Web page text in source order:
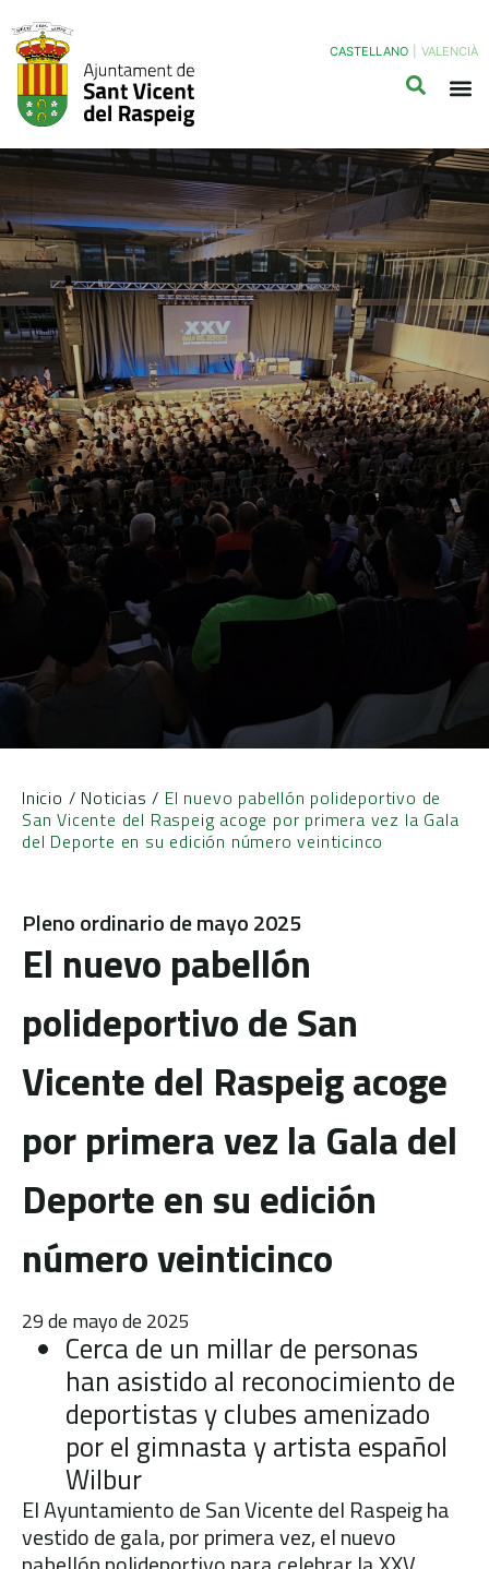
CASTELLANO VALENCIÀ
Inicio / Noticias / El nuevo pabellón polideportivo de
San Vicente del Raspeig acoge por primera vez la Gala
del Deporte en su edición número veinticinco
Pleno ordinario de mayo 2025
El nuevo pabellón
polideportivo de San
Vicente del Raspeig acoge
por primera vez la Gala del
Deporte en su edición
número veinticinco
29 de mayo de 2025
Cerca de un millar de personas
han asistido al reconocimiento de
deportistas y clubes amenizado
por el gimnasta y artista español
Wilbur
El Ayuntamiento de San Vicente del Raspeig ha
vestido de gala, por primera vez, el nuevo